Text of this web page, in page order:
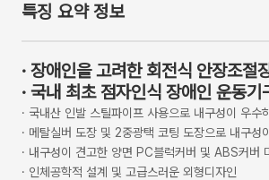
특징 요약 정보
· 장애인을 고려한 회전식 안장조절
· 국내 최초 점자인식 장애인 운동기
· 국내산 인발 스틸파이프 사용으로 내구성이 우수
· 메탈실버 도장 및 2중광택 코팅 도장으로 내구성
· 내구성이 견고한 양면 PC블럭커버 및 ABS커버
· 인체공학적 설계 및 고급스러운 외형디자인